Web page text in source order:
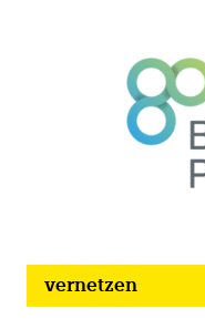
vernetzen